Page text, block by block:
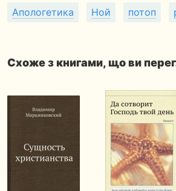
Апологетика Ной потоп
Схоже з книгами, що ви